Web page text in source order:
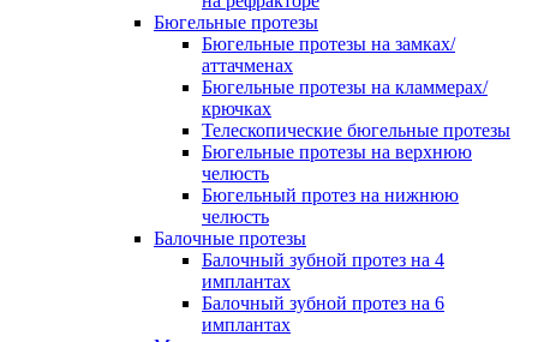
Бюгельные протезы
Бюгельные протезы на замках/
аттачменах
Бюгельные протезы на кламмерах/
крючках
Телескопические бюгельные протезы
Бюгельные протезы на верхнюю
челюсть
Бюгельный протез на нижнюю
челюсть
Балочные протезы
Балочный зубной протез на 4
имплантах
Балочный зубной протез на 6
имплантах